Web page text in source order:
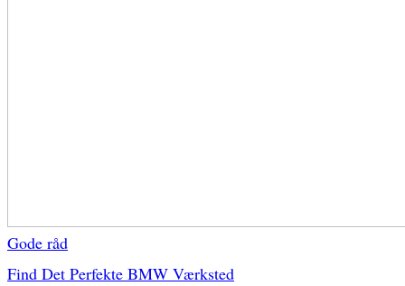
Gode råd
Find Det Perfekte BMW Værksted